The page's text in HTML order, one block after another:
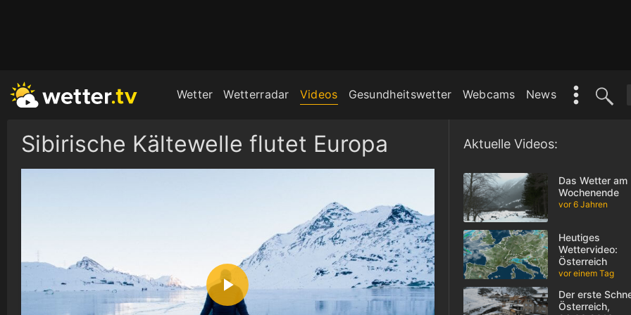
Wetter Wetterradar Videos Gesundheitswetter Webcams News
Sibirische Kältewelle flutet Europa
P
Aktuelle Videos:
Das Wetter am
Wochenende
vor 6 Jahren
Heutiges
Wettervideo:
Österreich
vor einem Tag
Der erste
Österreich,